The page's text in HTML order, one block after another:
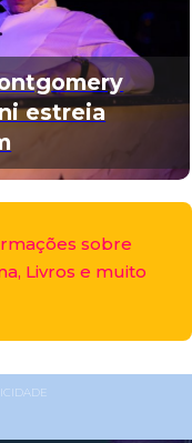
estreia
sobre
Livros e muito